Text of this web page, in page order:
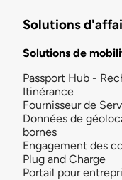
Solutions
Solutions de
Passport Hub -
Itinérance
Fournisseur de
Données de
bornes
Engagement des
Plug and Charge
Portail pour